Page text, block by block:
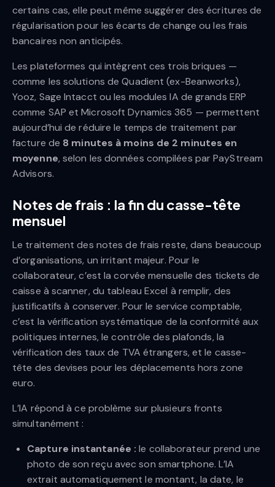
certains cas, elle peut même suggérer des écritures de
régularisation pour les écarts de change ou les frais
bancaires non anticipés.
Les plateformes qui intègrent ces trois briques —
comme les solutions de Quadient (ex-Beanworks),
Yooz, Sage Intacct ou les modules IA de grands ERP
comme SAP et Microsoft Dynamics 365 — permettent
aujourd’hui de réduire le temps de traitement par
facture de 8 minutes à moins de 2 minutes en
moyenne, selon les données compilées par PayStream
Advisors.
Notes de frais : la fin du casse-tête
mensuel
Le traitement des notes de frais reste, dans beaucoup
d’organisations, un irritant majeur. Pour le
collaborateur, c’est la corvée mensuelle des tickets de
caisse à scanner, du tableau Excel à remplir, des
justificatifs à conserver. Pour le service comptable,
c’est la vérification systématique de la conformité aux
politiques internes, le contrôle des plafonds, la
vérification des taux de TVA étrangers, et le casse-
tête des devises pour les déplacements hors zone
euro.
L’IA répond à ce problème sur plusieurs fronts
simultanément :
Capture instantanée : le collaborateur prend une
photo de son reçu avec son smartphone. L’IA
extrait automatiquement le montant, la date, le